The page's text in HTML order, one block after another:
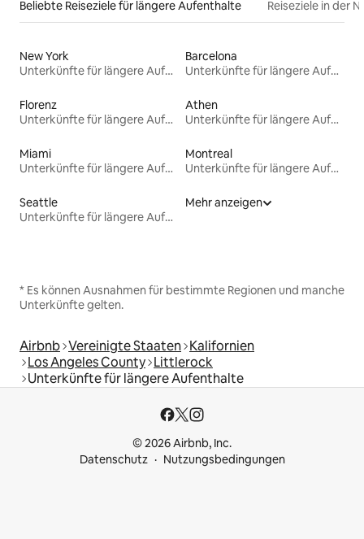
Beliebte Reiseziele für längere Aufenthalte Reiseziele in der
New York
Unterkünfte für längere Aufenthalte
Barcelona
Unterkünfte für längere Aufenthalte
Florenz
Unterkünfte für längere Aufenthalte
Athen
Unterkünfte für längere Aufenthalte
Miami
Unterkünfte für längere Aufenthalte
Montreal
Unterkünfte für längere Aufenthalte
Seattle
Unterkünfte für längere Aufenthalte
Mehr anzeigen
* Es können Ausnahmen für bestimmte Regionen und manche
Unterkünfte gelten.
Airbnb Vereinigte Staaten Kalifornien
Los Angeles County Littlerock
Unterkünfte für längere Aufenthalte
© 2026 Airbnb, Inc.
Datenschutz
Nutzungsbedingungen